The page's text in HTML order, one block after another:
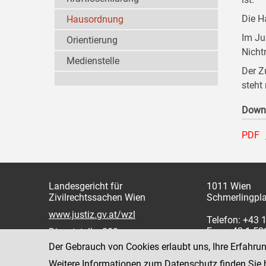
Die
Im
Der
steht
PDF
Hausordnung
Orientierung
Medienstelle
Landesgericht für
Zivilrechtssachen Wien
www.justiz.gv.at/wzl
Dienststelle: 003
1011 Wien
Telefon: +43
Fax: +43 1
Der Gebrauch von Cookies erlaubt uns, Ihre